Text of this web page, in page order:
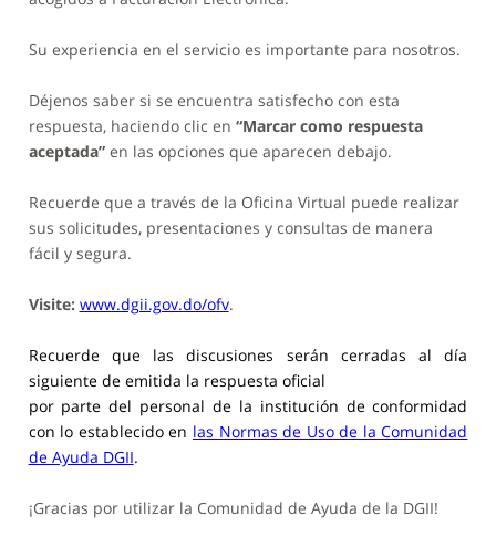
Su experiencia en el servicio es importante para nosotros.
Déjenos saber si se encuentra satisfecho con esta
respuesta, haciendo clic en “Marcar como respuesta
aceptada”en las opciones que aparecen debajo.
Recuerde que a través de la Oficina Virtual puede realizar
sus solicitudes, presentaciones y consultas de manera
fácil y segura.
Visite: www.dgii.gov.do/ofv.
Recuerde que las discusiones serán cerradas al día
siguiente de emitida la respuesta oficial
por parte del personal de la institución de conformidad
con lo establecido en las Normas de Uso de la Comunidad
de Ayuda DGII.
¡Gracias por utilizar la Comunidad de Ayuda de la DGII!